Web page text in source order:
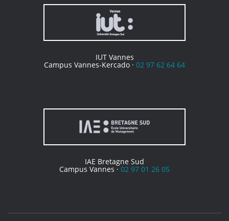
IUT Vannes
Campus Vannes-Kercado · 02 97 62 64 64
IAE Bretagne Sud
Campus Vannes ·02 97 01 26 05